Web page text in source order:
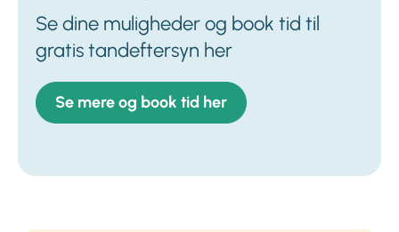
Se dine muligheder og book tid til
gratis tandeftersyn her
Se mere og book tid her